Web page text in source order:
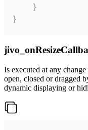
    }
}
Is executed at any
open, closed or dragged
dynamic displaying or